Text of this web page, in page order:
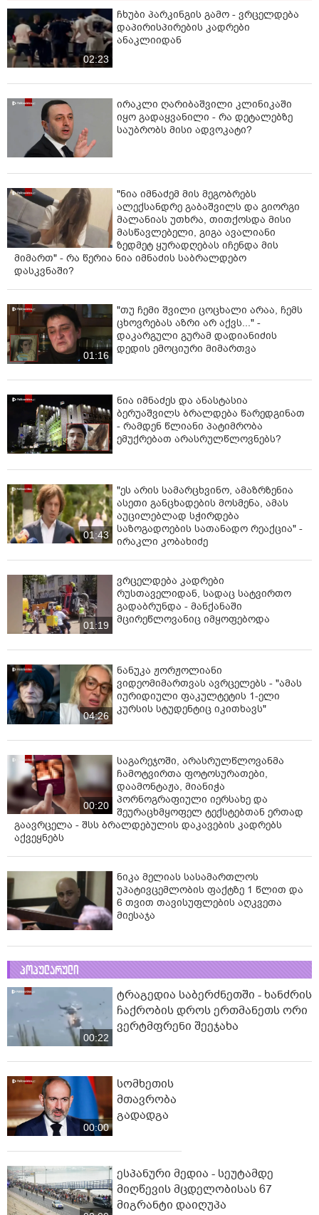
02:23
ჩხუბი პარკინგის გამო - ვრცელდება
დაპირისპირების კადრები
ანაკლიიდან
ირაკლი ღარიბაშვილი კლინიკაში
იყო გადაყვანილი - რა დეტალებზე
საუბრობს მისი ადვოკატი?
"ნია იმნაძემ მის მეგობრებს
ალექსანდრე გაბაშვილს და გიორგი
მალანიას უთხრა, თითქოსდა მისი
მასწავლებელი, გიგა ავალიანი
ზედმეტ ყურადღებას იჩენდა მის
მიმართ" - რა წერია ნია იმნაძის საბრალდებო
დასკვნაში?
01:16
"თუ ჩემი შვილი ცოცხალი არაა, ჩემს
ცხოვრებას აზრი არ აქვს..." -
დაკარგული გურამ დადიანიძის
დედის ემოციური მიმართვა
ნია იმნაძეს და ანასტასია
ბერუაშვილს ბრალდება წარედგინათ
- რამდენ წლიანი პატიმრობა
ემუქრებათ არასრულწლოვნებს?
01:43
"ეს არის სამარცხვინო, ამაზრზენია
ასეთი განცხადების მოსმენა, ამას
აუცილებლად სჭირდება
საზოგადოების სათანადო რეაქცია" -
ირაკლი კობახიძე
01:19
ვრცელდება კადრები
რუსთაველიდან, სადაც სატვირთო
გადაბრუნდა - მანქანაში
მცირეწლოვანიც იმყოფებოდა
04:26
ნანუკა ჟორჟოლიანი
ვიდეომიმართვას ავრცელებს - "ამას
იურიდიული ფაკულტეტის 1-ელი
კურსის სტუდენტიც იკითხავს"
00:20
საგარეჯოში, არასრულწლოვანმა
ჩამოტვირთა ფოტოსურათები,
დაამონტაჟა, მიანიჭა
პორნოგრაფიული იერსახე და
შეურაცხმყოფელ ტექსტებთან ერთად
გაავრცელა - შსს ბრალდებულის დაკავების კადრებს
აქვეყნებს
ნიკა მელიას სასამართლოს
უპატივცემლობის ფაქტზე 1 წლით და
6 თვით თავისუფლების აღკვეთა
მიესაჯა
პოპულარული
00:22
ტრაგედია საბერძნეთში - ხანძრის
ჩაქრობის დროს ერთმანეთს ორი
ვერტმფრენი შეეჯახა
00:00
სომხეთის
მთავრობა
გადადგა
ესპანური მედია - სეუტამდე
მიღწევის მცდელობისას 67
მიგრანტი დაიღუპა